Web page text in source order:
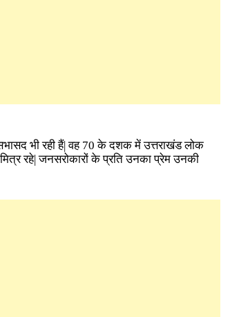
सभासद भी रही हैं| वह 70 के दशक में उत्तराखंड लोक
रहे| जनसरोकारों के प्रति उनका प्रेम उनकी